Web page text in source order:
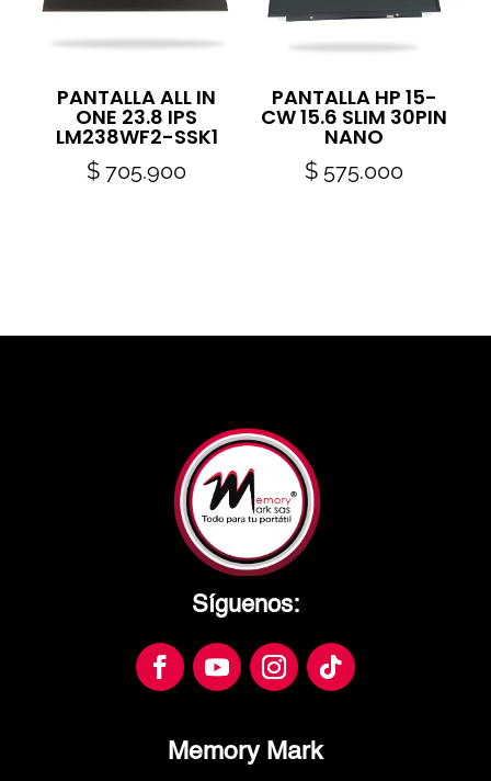
PANTALLA ALL IN
ONE 23.8 IPS
LM238WF2-SSK1
$ 705.900
PANTALLA HP 15-
CW 15.6 SLIM 30PIN
NANO
$ 575.000
Síguenos:
Memory Mark